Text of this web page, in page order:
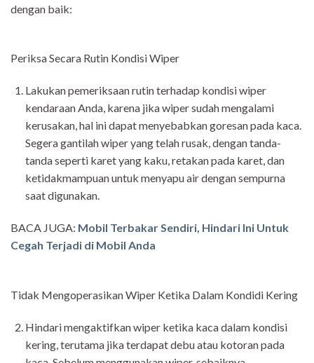
dengan baik:
Periksa Secara Rutin Kondisi Wiper
Lakukan pemeriksaan rutin terhadap kondisi wiper
kendaraan Anda, karena jika wiper sudah mengalami
kerusakan, hal ini dapat menyebabkan goresan pada kaca.
Segera gantilah wiper yang telah rusak, dengan tanda-
tanda seperti karet yang kaku, retakan pada karet, dan
ketidakmampuan untuk menyapu air dengan sempurna
saat digunakan.
BACA JUGA: Mobil Terbakar Sendiri, Hindari Ini Untuk
Cegah Terjadi di Mobil Anda
Tidak Mengoperasikan Wiper Ketika Dalam Kondidi Kering
Hindari mengaktifkan wiper ketika kaca dalam kondisi
kering, terutama jika terdapat debu atau kotoran pada